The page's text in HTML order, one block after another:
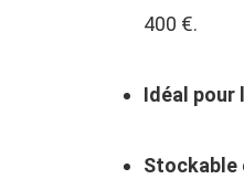
400 €.
Idéal pour
Stockable